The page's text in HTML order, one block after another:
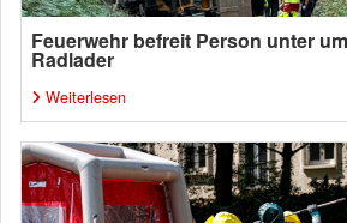
Feuerwehr befreit Person unter
Radlader
Weiterlesen